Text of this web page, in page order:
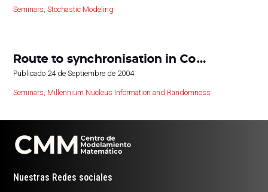
Seminars ,Stochastic Modeling
Route to synchronisation in Co…
Publicado 24 de Septiembre de 2004
Seminars, Millennium Nucleus Information and Randomness
Nuestras Redes sociales